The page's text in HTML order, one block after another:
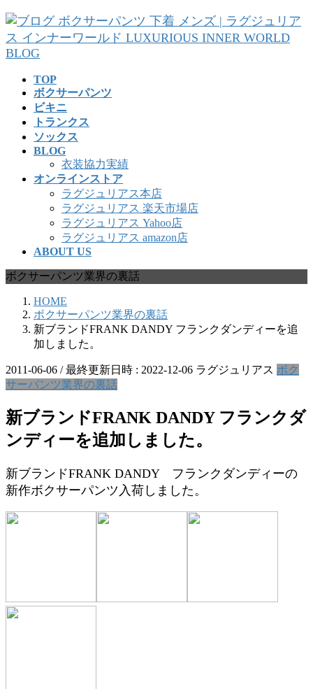
コ
ン
テ
ン
ナ
ビ
ゲ
ー
TOP
ボクサーパンツ
ビキニ
トランクス
ソックス
BLOG
衣装協力実績
オンラインストア
ラグジュリアス本店
ラグジュリアス 楽天市場店
ラグジュリアス Yahoo店
ラグジュリアス amazon店
ABOUT US
ボクサーパンツ業界の裏話
HOME
ボクサーパンツ業界の裏話
新ブランドFRANK DANDY フランクダンディーを追
加しました。
2011-06-06 / 最終更新日時 : 2022-12-06 ラグジュリアス ボク
サーパンツ業界の裏話
新ブランドFRANK DANDY フランクダ
ンディーを追加しました。
新ブランドFRANK DANDY フランクダンディーの
新作ボクサーパンツ入荷しました。